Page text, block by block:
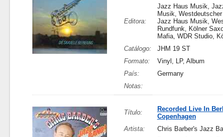
Editora:
Jazz Haus Musik,
Musik,
Jazz Haus Musik,
Rundfunk, Kölner
Mafia, WDR Studio,
Catálogo:
JHM 19 ST
Formato:
Vinyl, LP, Album
País:
Germany
Notas:
Título:
Recorded Live In
Copenhagen
Artista:
Chris Barber's Jazz